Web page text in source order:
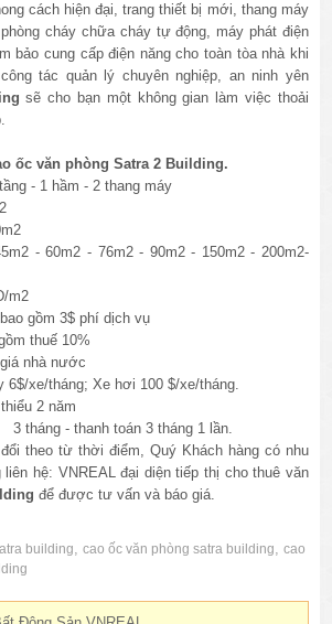
cách hiện đại, trang thiết bị mới, thang máy
cháy chữa cháy tự động, máy phát điện
bảo cung cấp điện năng cho toàn tòa nhà khi
tác quản lý chuyên nghiệp, an ninh yên
sẽ cho bạn một không gian làm việc thoải
ốc văn phòng Satra 2 Building.
- 1 hầm - 2 thang máy
- 60m2 - 76m2 - 90m2 - 150m2 - 200m2-
m2
gồm 3$ phí dịch vụ
thuế 10%
nhà nước
xe/tháng; Xe hơi 100 $/xe/tháng.
2 năm
tháng - thanh toán 3 tháng 1 lần.
theo từ thời điểm, Quý Khách hàng có nhu
hệ: VNREAL đại diện tiếp thị cho thuê văn
để được tư vấn và báo giá.
building,cao ốc văn phòng satra building,cao